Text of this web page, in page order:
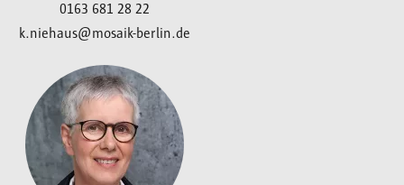
0163 681 28 22
k.niehaus@mosaik-berlin.de